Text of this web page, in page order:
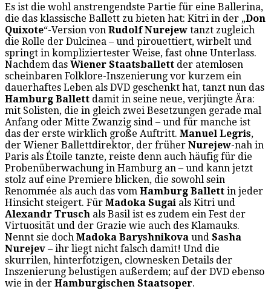
Es ist die wohl anstrengendste Partie für eine Ballerina,
die das klassische Ballett zu bieten hat: Kitri in der „Don
Quixote“-Version von Rudolf Nurejew tanzt zugleich
die Rolle der Dulcinea – und pirouettiert, wirbelt und
springt in kompliziertester Weise, fast ohne Unterlass.
Nachdem das Wiener Staatsballett der atemlosen
scheinbaren Folklore-Inszenierung vor kurzem ein
dauerhaftes Leben als DVD geschenkt hat, tanzt nun das
Hamburg Ballett damit in seine neue, verjüngte Ära:
mit Solisten, die in gleich zwei Besetzungen gerade mal
Anfang oder Mitte Zwanzig sind – und für manche ist
das der erste wirklich große Auftritt. Manuel Legris,
der Wiener Ballettdirektor, der früher Nurejew-nah in
Paris als Étoile tanzte, reiste denn auch häufig für die
Probenüberwachung in Hamburg an – und kann jetzt
stolz auf eine Premiere blicken, die sowohl sein
Renommée als auch das vom Hamburg Ballett in jeder
Hinsicht steigert. Für Madoka Sugai als Kitri und
Alexandr Trusch als Basil ist es zudem ein Fest der
Virtuosität und der Grazie wie auch des Klamauks.
Nennt sie doch Madoka Baryshnikova und Sasha
Nurejev – ihr liegt nicht falsch damit! Und die
skurrilen, hinterfotzigen, clownesken Details der
Inszenierung belustigen außerdem; auf der DVD ebenso
wie in der Hamburgischen Staatsoper.